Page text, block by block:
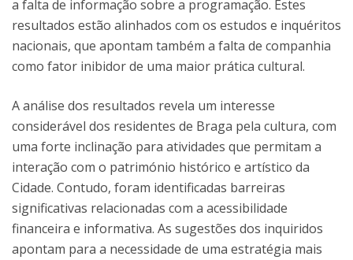
a falta de informação sobre a programação. Estes
resultados estão alinhados com os estudos e inquéritos
nacionais, que apontam também a falta de companhia
como fator inibidor de uma maior prática cultural.
A análise dos resultados revela um interesse
considerável dos residentes de Braga pela cultura, com
uma forte inclinação para atividades que permitam a
interação com o património histórico e artístico da
Cidade. Contudo, foram identificadas barreiras
significativas relacionadas com a acessibilidade
financeira e informativa. As sugestões dos inquiridos
apontam para a necessidade de uma estratégia mais